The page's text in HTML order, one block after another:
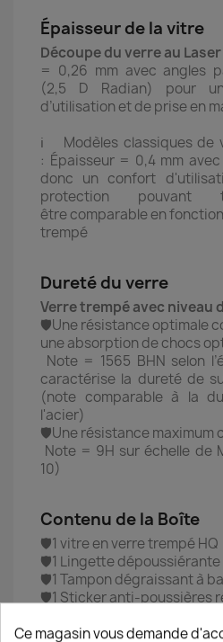
Épaisseur de la vitre
Découpe du verre au Laser
= 0,26 mm avec angles
(2,5 D Radian) pour
d’utilisation et de prise en
ℹ️ Modèles classiques de
: Épaisseur = 0,4 mm
donc un confort
protection
être comparable en
trempé
Dureté du verre
Verre trempé avec niveau
🛡️Une résistance optimale
une absorption de chocs
Note = 1565 BHN selon
caractérise la dureté de
(note comparable à la
l'acier)
🛡️Une résistance maximum
Note = 9H sur échelle de
10)
Contenu de la Boîte
🛡️1 vitre en verre trempé HQ
🛡️1 Lingette dépoussiérante
🛡️1 Tampon dégraissant à
🛡️1 Sticker anti-poussières
Ce magasin vous demande